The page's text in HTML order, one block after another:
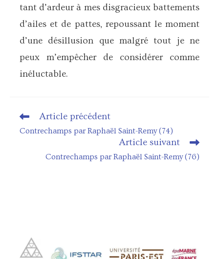
tant d’ardeur à mes disgracieux battements
d’ailes et de pattes, repoussant le moment
d’une désillusion que malgré tout je ne
peux m’empêcher de considérer comme
inéluctable.
Read
articles
Article précédent
Contrechamps par Raphaël Saint-Remy (74)
Article suivant
Contrechamps par Raphaël Saint-Remy (76)